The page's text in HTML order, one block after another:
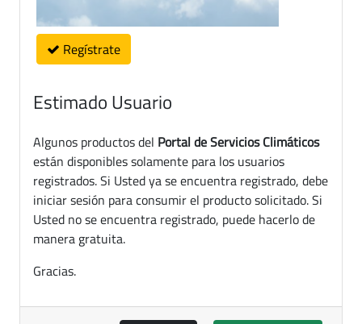
Regístrate
Estimado Usuario
Algunos productos del Portal de Servicios Climáticos
están disponibles solamente para los usuarios
registrados. Si Usted ya se encuentra registrado, debe
iniciar sesión para consumir el producto solicitado. Si
Usted no se encuentra registrado, puede hacerlo de
manera gratuita.
Gracias.